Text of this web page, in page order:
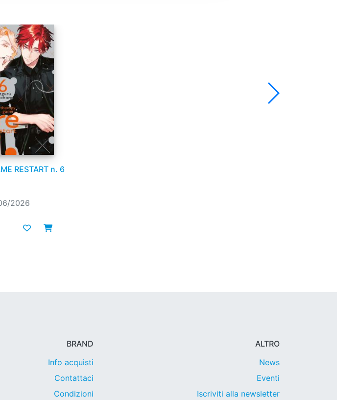
RESTART n. 6
2026
BRAND
Info acquisti
Contattaci
Condizioni
ALTRO
News
Eventi
Iscriviti alla newsletter